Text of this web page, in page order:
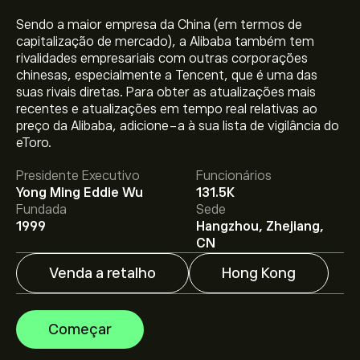
Sendo a maior empresa da China (em termos de
capitalização de mercado), a Alibaba também tem
rivalidades empresariais com outras corporações
chinesas, especialmente a Tencent, que é uma das
suas rivais diretas. Para obter as atualizações mais
recentes e atualizações em tempo real relativas ao
preço da Alibaba, adicione-a à sua lista de vigilância do
eToro.
Presidente Executivo
Yong Ming Eddie Wu
Funcionários
131.5K
Fundada
1999
Sede
Hangzhou, Zhejiang,
CN
Venda a retalho Hong Kong
Começar
O preço atual da 9988.HK é 123.80‎$‎.
O preço médio alvo para Alibaba Group Holding Ltd
(Hong Kong) é 123.80‎$‎.
Adira jána eToro para previsões
detalhadas de analistas e metas de preço.
Os analistas oferecem previsões para Alibaba Group
Holding Ltd (Hong Kong) com base em tendências de
mercado, relatórios financeiros e projeções de
crescimento. Descubra a previsão mais recente para os
movimentos futuros dos preços.